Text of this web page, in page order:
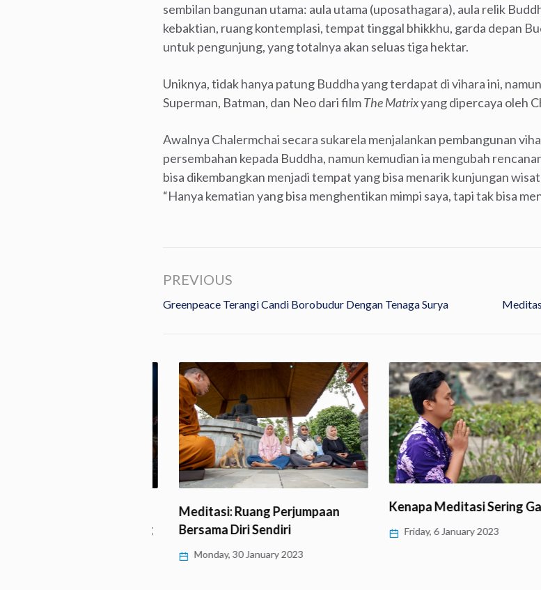
sembilan bangunan utama: aula utama (uposathagara), aula relik
kebaktian, ruang kontemplasi, tempat tinggal bhikkhu, garda depan
untuk pengunjung, yang totalnya akan seluas tiga hektar.
Uniknya, tidak hanya patung Buddha yang terdapat di vihara ini,
Superman, Batman, dan Neo dari filmThe Matrixyang dipercaya oleh
Awalnya Chalermchai secara sukarela menjalankan pembangunan
persembahan kepada Buddha, namun kemudian ia mengubah
bisa dikembangkan menjadi tempat yang bisa menarik kunjungan
“Hanya kematian yang bisa menghentikan mimpi saya, tapi tak bisa
PREVIOUS
Greenpeace Terangi Candi Borobudur Dengan Tenaga Surya
Meditasi: Ruang Perjumpaan
Bersama Diri Sendiri
Monday, 30 January 2023
Kenapa Meditasi Sering
Friday, 6 January 2023